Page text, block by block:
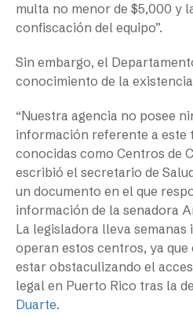
multa no menor de $5,000 y
confiscación del equipo”.
Sin embargo, el
conocimiento de la
“Nuestra agencia no posee
información referente a este
conocidas como Centros de
escribió el secretario de
un documento en el que
información de la senadora
La legisladora lleva semanas
operan estos centros, ya
estar obstaculizando el
legal en Puerto Rico tras la
Duarte.